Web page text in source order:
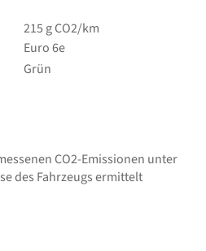
215 g CO2/km
Euro 6e
Grün
CO2-Emissionen unter
des Fahrzeugs ermittelt